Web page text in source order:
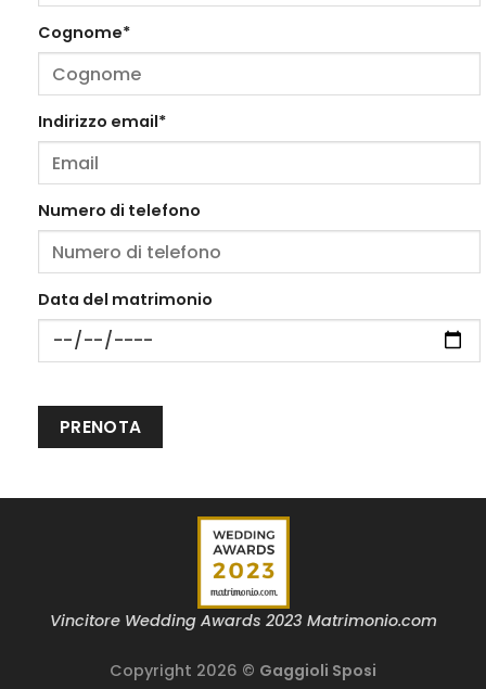
Cognome*
Indirizzo email*
Numero di telefono
Data del matrimonio
Vincitore Wedding Awards 2023 Matrimonio.com
Copyright 2026 © Gaggioli Sposi